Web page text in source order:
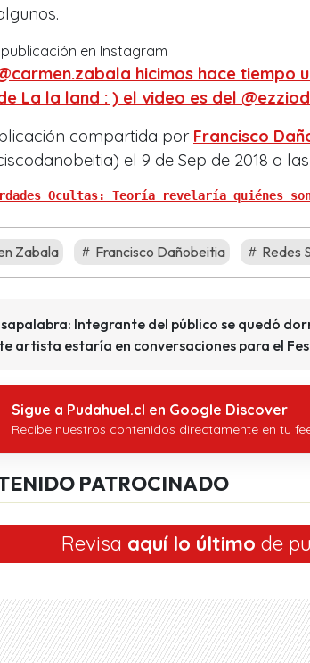
en Instagram
hicimos hace tiempo
La la land : ) el video es del @ezziod
compartida por Francisco
el 9 de Sep de 2018 a las
Ocultas: Teoría revelaría quiénes
Zabala Francisco Dañobeitia Redes
Integrante del público se quedó
artista estaría en conversaciones para el
Sigue a Pudahuel.cl en Google Discover
Recibe nuestros contenidos directamente en tu
PATROCINADO
Revisa aquí lo último de